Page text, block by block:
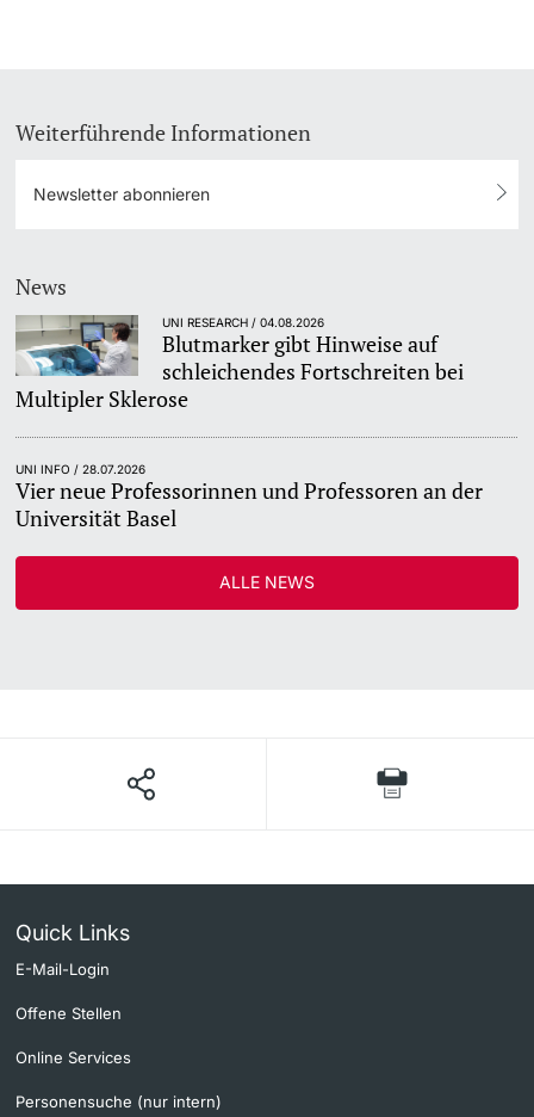
Weiterführende Informationen
Newsletter abonnieren
News
UNI RESEARCH / 04.08.2026
Blutmarker gibt Hinweise auf
schleichendes Fortschreiten bei
Multipler Sklerose
UNI INFO / 28.07.2026
Vier neue Professorinnen und Professoren an der
Universität Basel
ALLE NEWS
Quick Links
E-Mail-Login
Offene Stellen
Online Services
Personensuche (nur intern)